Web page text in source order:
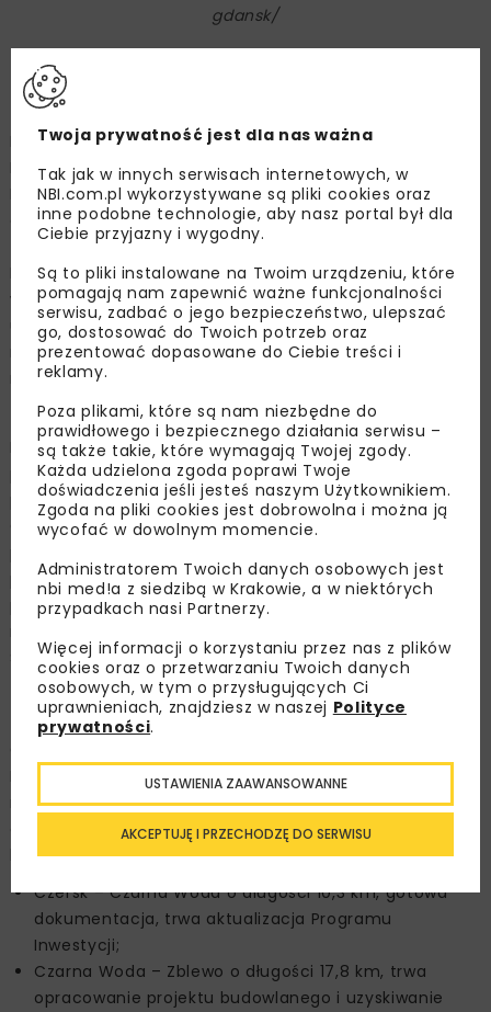
gdansk/
Program budowy 100 obwodnic
Drogowcy są już po posiedzeniu Komisji Oceny
Przedsięwzięć Inwestycyjnych przy Generalnym
Dyrektorze Dróg Krajowych i Autostrad (KOPI) dla
obwodnicy Człuchowa w ciągu DK22/DK25. Komisja
zatwierdziła ostateczny wariant, co umożliwi złożenie do
Regionalnej Dyrekcji Ochrony Środowiska w Gdańsku
wniosku o wydanie decyzji o środowiskowych
uwarunkowaniach. Przetarg w formule „Projektuj i buduj”
na wyłonienie wykonawcy tej obwodnicy planowany jest
na II kwartał 2026 r.
Trwają prace przy dokumentacji dla obwodnicy Słupska i
Kobylnicy na DK21. W II kw. 2024 r. odbędzie się
posiedzenie KOPI, gdzie ustalony zostanie ostateczny
przebieg wariantu. W przypadku obwodnicy Starogardu
Gdańskiego na DK22 trwa weryfikacja dokumentacji
posiedzenie KOPI, a w III kw. br. GDDKiA zamierza ogłosić
przetarg na roboty budowlane. Kontynuowane są
Sztumu w ciągu DK55.
Przebudowa drogi krajowej nr 22
DK22, gdzie obecnie na kilku odcinkach prowadzone są
roboty budowlane, a dla kolejnych przygotowywana jest
dokumentacja. W opracowaniu są obecnie projekty
budowlane dla odcinków:
Czersk – Czarna Woda o długości 10,3 km, gotowa
dokumentacja, trwa aktualizacja Programu
Inwestycji;
Czarna Woda – Zblewo o długości 17,8 km, trwa
opracowanie projektu budowlanego i uzyskiwanie
Twoja prywatność jest dla nas ważna
Tak jak w innych serwisach internetowych, w
NBI.com.pl wykorzystywane są pliki cookies oraz
inne podobne technologie, aby nasz portal był dla
Ciebie przyjazny i wygodny.
Są to pliki instalowane na Twoim urządzeniu, które
pomagają nam zapewnić ważne funkcjonalności
serwisu, zadbać o jego bezpieczeństwo, ulepszać
go, dostosować do Twoich potrzeb oraz
prezentować dopasowane do Ciebie treści i
reklamy.
Poza plikami, które są nam niezbędne do
prawidłowego i bezpiecznego działania serwisu –
są także takie, które wymagają Twojej zgody.
Każda udzielona zgoda poprawi Twoje
doświadczenia jeśli jesteś naszym Użytkownikiem.
Zgoda na pliki cookies jest dobrowolna i można ją
wycofać w dowolnym momencie.
Administratorem Twoich danych osobowych jest
nbi med!a z siedzibą w Krakowie, a w niektórych
przypadkach nasi Partnerzy.
Więcej informacji o korzystaniu przez nas z plików
cookies oraz o przetwarzaniu Twoich danych
osobowych, w tym o przysługujących Ci
uprawnieniach, znajdziesz w naszej Polityce
prywatności.
AKCEPTUJĘ I PRZECHODZĘ DO SERWISU
USTAWIENIA ZAAWANSOWANNE